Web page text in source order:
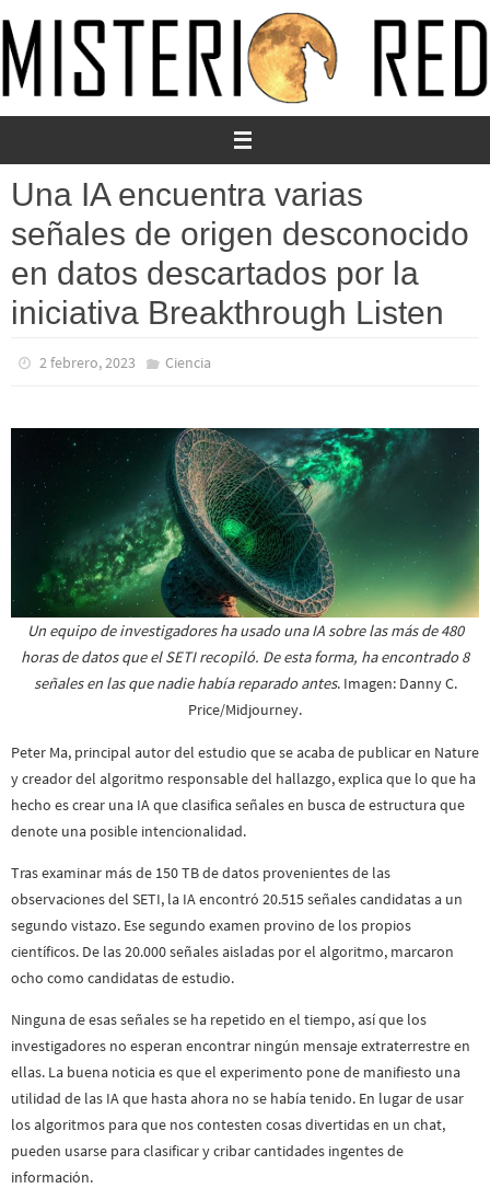
al
contenido
Una IA encuentra varias
señales de origen desconocido
en datos descartados por la
iniciativa Breakthrough Listen
2 febrero, 2023 Ciencia
Un equipo de investigadores ha usado una IA sobre las más de 480
horas de datos que el SETI recopiló. De esta forma, ha encontrado 8
señales en las que nadie había reparado antes. Imagen: Danny C.
Price/Midjourney.
Peter Ma, principal autor del estudio que se acaba de publicar en Nature
y creador del algoritmo responsable del hallazgo, explica que lo que ha
hecho es crear una IA que clasifica señales en busca de estructura que
denote una posible intencionalidad.
Tras examinar más de 150 TB de datos provenientes de las
observaciones del SETI, la IA encontró 20.515 señales candidatas a un
segundo vistazo. Ese segundo examen provino de los propios
científicos. De las 20.000 señales aisladas por el algoritmo, marcaron
ocho como candidatas de estudio.
Ninguna de esas señales se ha repetido en el tiempo, así que los
investigadores no esperan encontrar ningún mensaje extraterrestre en
ellas. La buena noticia es que el experimento pone de manifiesto una
utilidad de las IA que hasta ahora no se había tenido. En lugar de usar
los algoritmos para que nos contesten cosas divertidas en un chat,
pueden usarse para clasificar y cribar cantidades ingentes de
información.